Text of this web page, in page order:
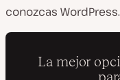
conozcas WordPress.